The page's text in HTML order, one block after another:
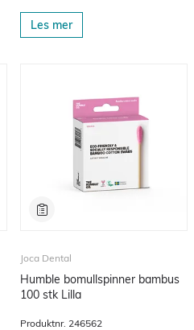
Les mer
Joca Dental
Humble bomullspinner bambus
100 stk Lilla
Produktnr. 246562